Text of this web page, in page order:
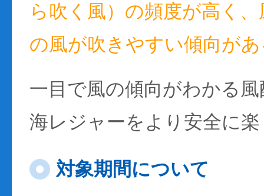
ら吹く風）の頻度が高く
の風が吹きやすい傾向が
一目で風の傾向がわかる
海レジャーをより安全に
対象期間について